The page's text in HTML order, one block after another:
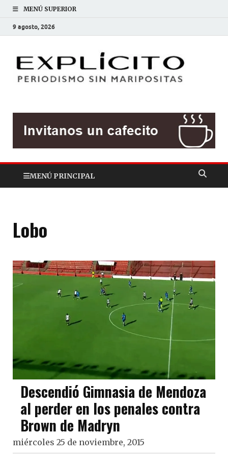
MENÚ SUPERIOR
9 agosto, 2026
MENÚ PRINCIPAL
Lobo
Descendió Gimnasia de Mendoza
al perder en los penales contra
Brown de Madryn
miércoles 25 de noviembre, 2015